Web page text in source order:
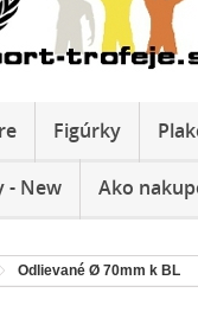
Figúrky
- New Ako
Odlievané Ø 70mm k BL